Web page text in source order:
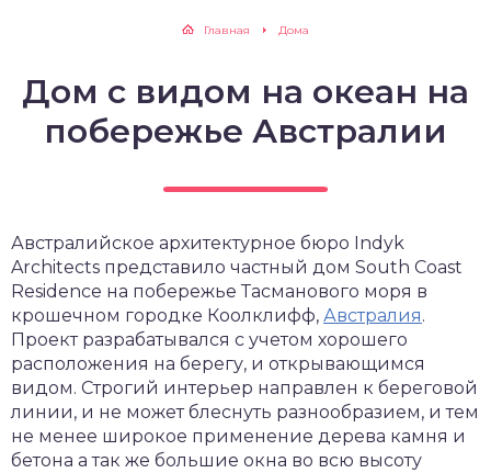
Главная Дома
Дом с видом на океан на
побережье Австралии
Австралийское архитектурное бюро Indyk
Architects представило частный дом South Coast
Residence на побережье Тасманового моря в
крошечном городке Коолклифф, Австралия.
Проект разрабатывался с учетом хорошего
расположения на берегу, и открывающимся
видом. Строгий интерьер направлен к береговой
линии, и не может блеснуть разнообразием, и тем
не менее широкое применение дерева камня и
бетона а так же большие окна во всю высоту